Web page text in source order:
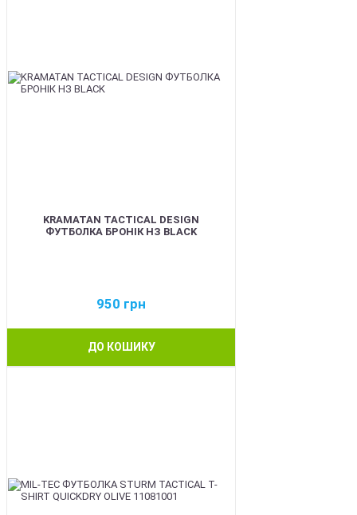
KRAMATAN TACTICAL DESIGN
ФУТБОЛКА БРОНІК НЗ BLACK
950 грн
ДО КОШИКУ